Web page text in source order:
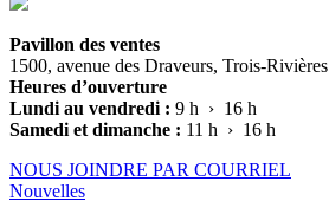
Pavillon des ventes
1500, avenue des Draveurs, Trois-Rivières
Heures d’ouverture
Lundi au vendredi : 9 h › 16 h
Samedi et dimanche : 11 h › 16 h
NOUS JOINDRE PAR COURRIEL
Nouvelles